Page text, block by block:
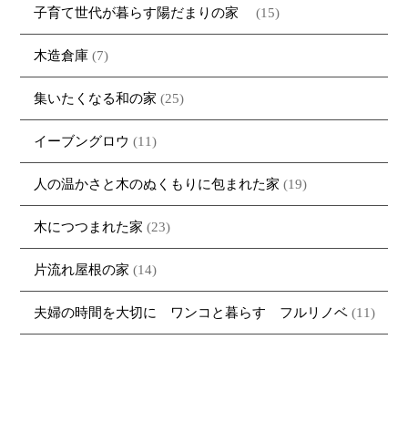
子育て世代が暮らす陽だまりの家 (15)
木造倉庫 (7)
集いたくなる和の家 (25)
イーブングロウ (11)
人の温かさと木のぬくもりに包まれた家 (19)
木につつまれた家 (23)
片流れ屋根の家 (14)
夫婦の時間を大切に ワンコと暮らす フルリノベ (11)